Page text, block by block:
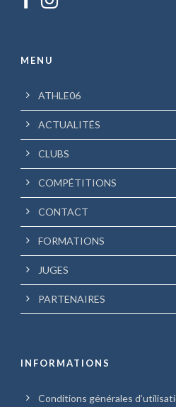
MENU
ATHLE06
ACTUALITÉS
CLUBS
COMPÉTITIONS
CONTACT
FORMATIONS
JUGES
PARTENAIRES
INFORMATIONS
Conditions générales